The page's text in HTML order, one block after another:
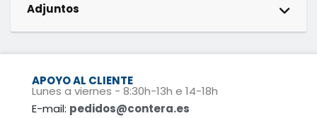
Adjuntos
APOYO AL CLIENTE
Lunes a viernes - 8:30h-13h e 14-18h
E-mail: pedidos@contera.es